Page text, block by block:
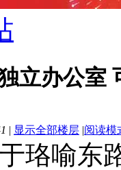
立办公室
| 显示全部楼层 |阅读模
珞喻东